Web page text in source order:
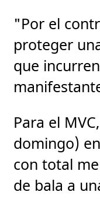
"Por el
proteger
que
Para el
domingo)
con total
de bala a